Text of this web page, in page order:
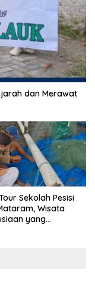
dan Merawat
Sekolah Pesisi
Wisata
yang